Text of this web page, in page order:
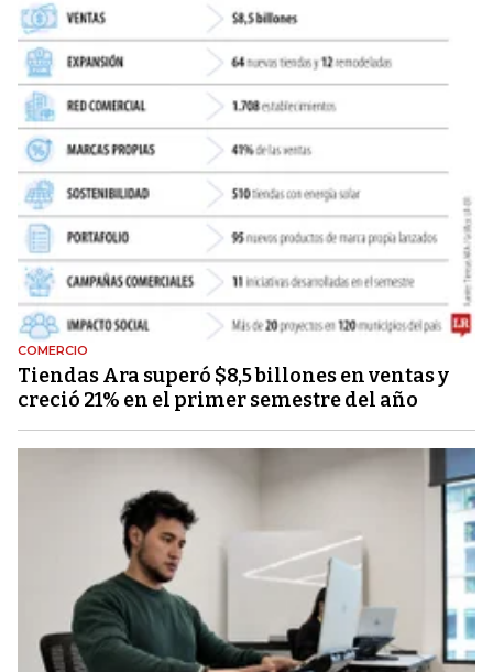
COMERCIO
Tiendas Ara superó $8,5 billones en ventas y
creció 21% en el primer semestre del año